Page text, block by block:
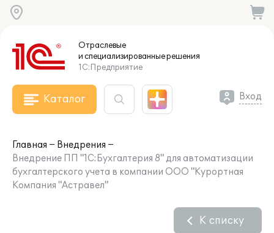
Отраслевые
и специализированныерешения
1С:Предприятие
Каталог Вход
Главная
Внедрения
Внедрение ПП "1С:Бухгалтерия 8" для автоматизации
бухгалтерского учета в компании ООО "Курортная
Компания "Астравел"
К списку